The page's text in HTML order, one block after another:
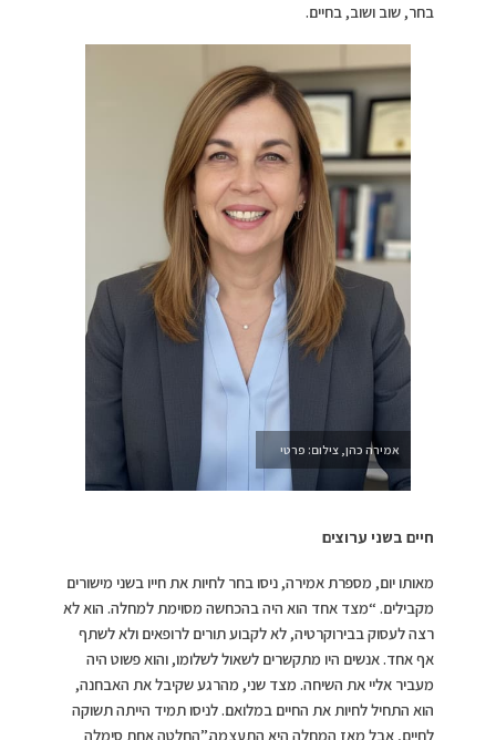
בחר, שוב ושוב, בחיים.
אמירה כהן, צילום: פרטי
חיים בשני ערוצים
מאותו יום, מספרת אמירה, ניסו בחר לחיות את חייו בשני מישורים
מקבילים. “מצד אחד הוא היה בהכחשה מסוימת למחלה. הוא לא
רצה לעסוק בבירוקרטיה, לא לקבוע תורים לרופאים ולא לשתף
אף אחד. אנשים היו מתקשרים לשאול לשלומו, והוא פשוט היה
מעביר אליי את השיחה. מצד שני, מהרגע שקיבל את האבחנה,
הוא התחיל לחיות את החיים במלואם. לניסו תמיד הייתה תשוקה
לחיים, אבל מאז המחלה היא התעצמה.”החלטה אחת סימלה